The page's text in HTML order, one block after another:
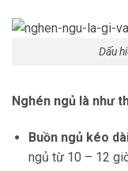
Dấu
Nghén ngủ là như
Buồn ngủ kéo
ngủ từ 10 – 12